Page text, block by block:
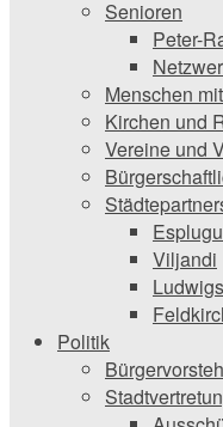
Senioren
Peter-
Menschen
Kirchen und
Vereine und
Viljandi
Politik